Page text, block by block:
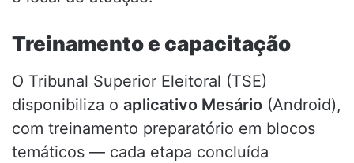
Treinamento e capacitação
O Tribunal Superior Eleitoral (TSE)
disponibiliza o aplicativo Mesário (Android),
com treinamento preparatório em blocos
temáticos — cada etapa concluída